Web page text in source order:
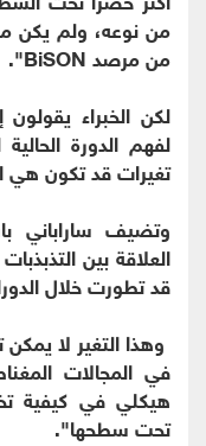
من نوعه، ولم يكن
من مرصد BiSON".
لكن الخبراء
لفهم الدورة
تغيرات قد تكون هي
وتضيف ساراباني
العلاقة بين
قد تطورت خلال
وهذا التغير لا
في المجالات
هيكلي في كيفية
تحت سطحها".